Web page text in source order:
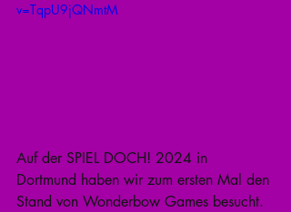
v=TqpU9jQNmtM
Auf der SPIEL DOCH! 2024 in
Dortmund haben wir zum ersten Mal den
Stand von Wonderbow Games besucht.